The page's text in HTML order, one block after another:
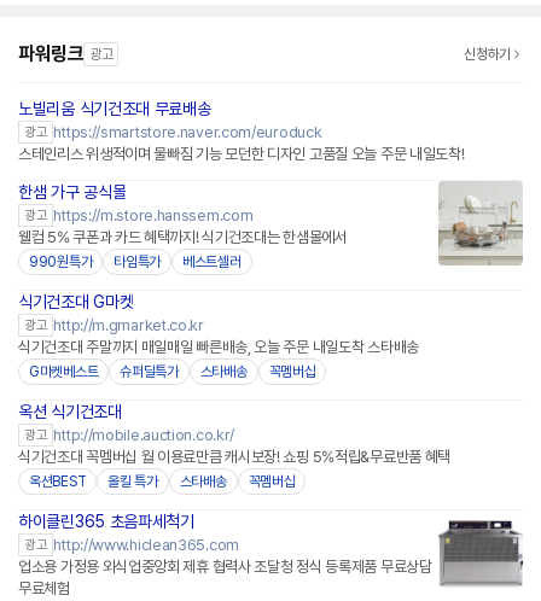
파워링크 광고 신청하기
노빌리움 식기건조대 무료배송
광고 https://smartstore.naver.com/euroduck
스테인리스 위생적이며 물빠짐 기능 모던한 디자인 고품질 오늘 주문 내일도착!
한샘 가구 공식몰
광고 https://m.store.hanssem.com
웰컴 5% 쿠폰과 카드 혜택까지! 식기건조대는 한샘몰에서
990원특가 타임특가 베스트셀러
식기건조대 G마켓
광고 http://m.gmarket.co.kr
식기건조대 주말까지 매일매일 빠른배송, 오늘 주문 내일도착 스타배송
G마켓베스트 슈퍼딜특가 스타배송 꼭멤버십
옥션 식기건조대
광고 http://mobile.auction.co.kr/
식기건조대 꼭멤버십 월 이용료만큼 캐시보장! 쇼핑 5%적립&무료반품 혜택
옥션BEST 올킬 특가 스타배송 꼭멤버십
하이클린365 초음파세척기
광고 http://www.hiclean365.com
업소용 가정용 외식업중앙회 제휴 협력사 조달청 정식 등록제품 무료상담
무료체험